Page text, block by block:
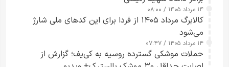
۱۴ مرداد ۱۴۰۵ / ۰۸:۰۰
کالابرگ مرداد ۱۴۰۵ از فردا برای این کدهای ملی شارژ
می‌شود
۱۴ مرداد ۱۴۰۵ / ۰۷:۴۷
حملات موشکی گسترده روسیه به کی‌یف؛ گزارش از